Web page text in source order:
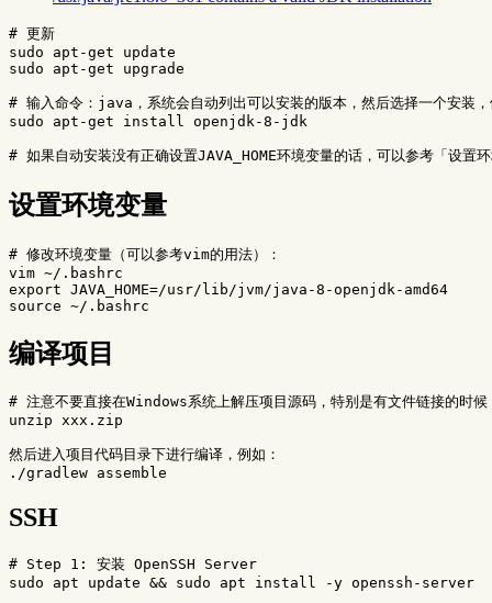
# 更新
sudo
sudo apt-get upgrade
# 输入命令：java，系统会自动列出可以安装的版本，然后选择一个安装，
sudo apt-get install openjdk-8-jdk
# 如果自动安装没有正确设置JAVA_HOME环境变量的话，可以参考「设置
设置环境变量
# 修改环境变量（可以参考vim的用法）：
export JAVA_HOME=
source
编译项目
# 注意不要直接在Windows系统上解压项目源码，特别是有文件链接的时
unzip xxx.zip
然后进入项目代码目录下进行编译，例如：
SSH
# Step 1: 安装 OpenSSH Server
sudo apt update && sudo apt install -y openssh-server